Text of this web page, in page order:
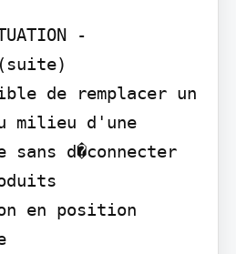
-
(suite)
de remplacer un
milieu d'une
sans d�connecter
en position